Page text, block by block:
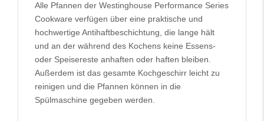
Alle Pfannen der Westinghouse Performance Series
Cookware verfügen über eine praktische und
hochwertige Antihaftbeschichtung, die lange hält
und an der während des Kochens keine Essens-
oder Speisereste anhaften oder haften bleiben.
Außerdem ist das gesamte Kochgeschirr leicht zu
reinigen und die Pfannen können in die
Spülmaschine gegeben werden.